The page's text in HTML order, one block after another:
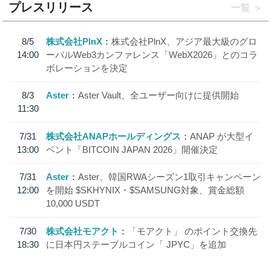
プレスリリース 一覧
8/5
14:00
株式会社PlnX
株式会社PlnX、アジア最大級のグロ
ーバルWeb3カンファレンス「WebX2026」とのコラ
ボレーションを決定
8/3
11:30
Aster Aster Vault、全ユーザー向けに提供開始
7/31
13:00
株式会社ANAPホールディングス
ANAP が大型イ
ベント「BITCOIN JAPAN 2026」開催決定
7/31
12:00
Aster
Aster、韓国RWAシーズン1取引キャンペーン
を開始 $SKHYNIX・$SAMSUNG対象、賞金総額
10,000 USDT
7/30
18:30
株式会社モアクト
「モアクト」 のポイント交換先
に日本円ステーブルコイン「 JPYC」を追加